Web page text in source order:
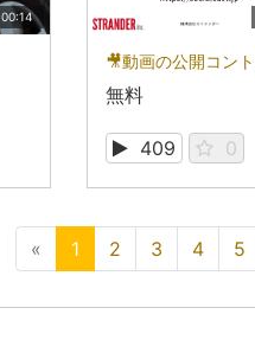
00:14
無料
409 0
« 1 2 3 4 5